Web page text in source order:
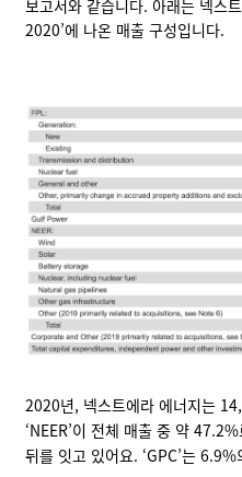
보고서와 같습니다. 아래는 넥스
2020’에 나온 매출 구성입니다.
2020년, 넥스트에라 에너지는
‘NEER’이 전체 매출 중 약
뒤를 잇고 있어요. ‘GPC’는